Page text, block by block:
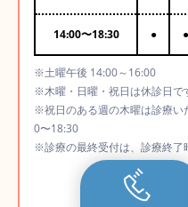
14:00〜18:30 ● ●
※土曜午後 14:00～16:00
※木曜・日曜・祝日は休診日で
※祝日のある週の木曜は診療
0〜18:30
※診療の最終受付は、診療終了